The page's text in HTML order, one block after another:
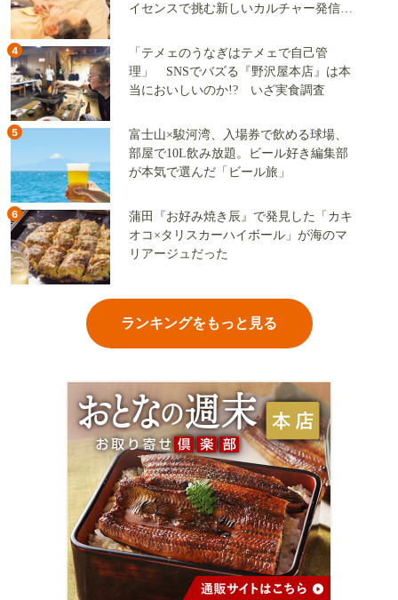
イセンスで挑む新しいカルチャー発信基
4
「テメェのうなぎはテメェで自己管
理」 SNSでバズる『野沢屋本店』は本
当においしいのか!? いざ実食調査
5
富士山×駿河湾、入場券で飲める球場、
部屋で10L飲み放題。ビール好き編集部
が本気で選んだ「ビール旅」
6
蒲田『お好み焼き辰』で発見した「カキ
オコ×タリスカーハイボール」が海のマ
リアージュだった
ランキングをもっと見る